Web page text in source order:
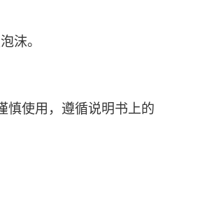
沫。
慎使用，遵循说明书上的